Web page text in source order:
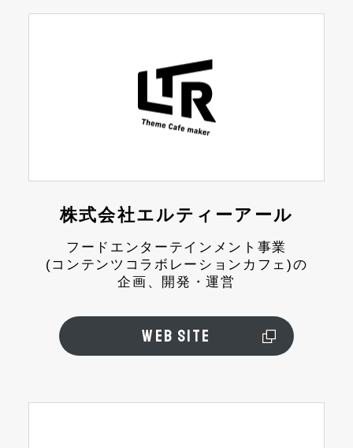
株式会社エルティーアール
フードエンターテインメント事業
(コンテンツコラボレーションカフェ)の
企画、開発・運営
WEB SITE